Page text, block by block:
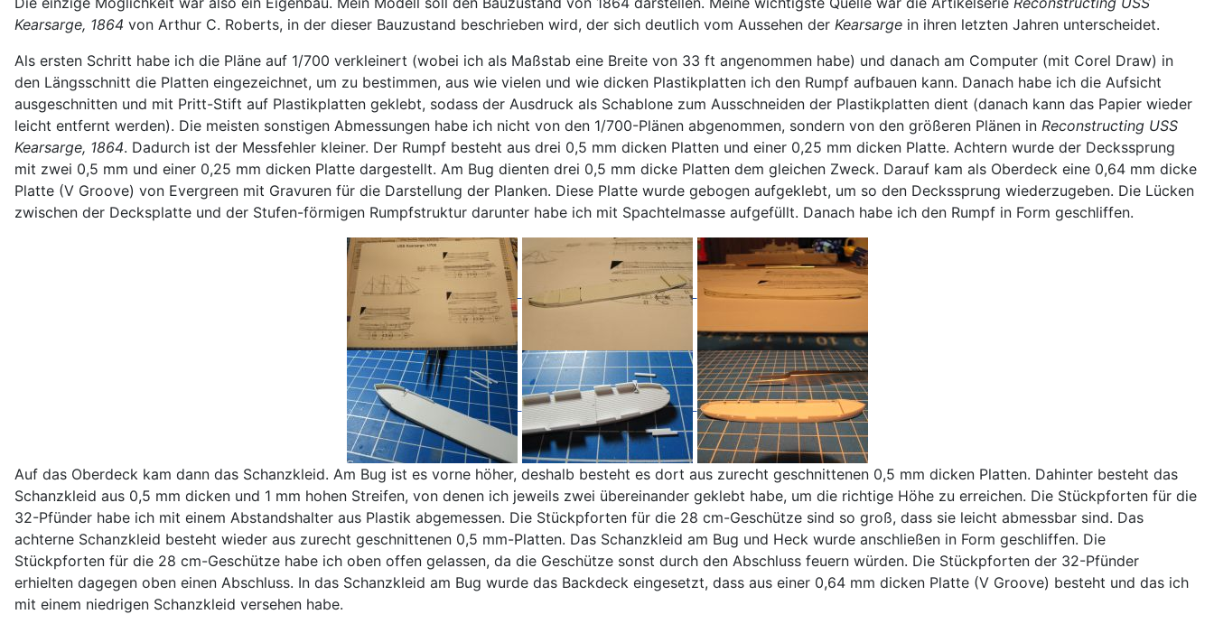
Kearsarge, 1864 von Arthur C. Roberts, in der dieser Bauzustand beschrieben wird, der sich deutlich vom Aussehen der Kearsarge in ihren letzten Jahren unterscheidet.
Als ersten Schritt habe ich die Pläne auf 1/700 verkleinert (wobei ich als Maßstab eine Breite von 33 ft angenommen habe) und danach am Computer (mit Corel Draw) in
den Längsschnitt die Platten eingezeichnet, um zu bestimmen, aus wie vielen und wie dicken Plastikplatten ich den Rumpf aufbauen kann. Danach habe ich die Aufsicht
ausgeschnitten und mit Pritt-Stift auf Plastikplatten geklebt, sodass der Ausdruck als Schablone zum Ausschneiden der Plastikplatten dient (danach kann das Papier wieder
leicht entfernt werden). Die meisten sonstigen Abmessungen habe ich nicht von den 1/700-Plänen abgenommen, sondern von den größeren Plänen in Reconstructing USS
Kearsarge, 1864. Dadurch ist der Messfehler kleiner. Der Rumpf besteht aus drei 0,5 mm dicken Platten und einer 0,25 mm dicken Platte. Achtern wurde der Deckssprung
mit zwei 0,5 mm und einer 0,25 mm dicken Platte dargestellt. Am Bug dienten drei 0,5 mm dicke Platten dem gleichen Zweck. Darauf kam als Oberdeck eine 0,64 mm dicke
Platte (V Groove) von Evergreen mit Gravuren für die Darstellung der Planken. Diese Platte wurde gebogen aufgeklebt, um so den Deckssprung wiederzugeben. Die Lücken
zwischen der Decksplatte und der Stufen-förmigen Rumpfstruktur darunter habe ich mit Spachtelmasse aufgefüllt. Danach habe ich den Rumpf in Form geschliffen.
Auf das Oberdeck kam dann das Schanzkleid. Am Bug ist es vorne höher, deshalb besteht es dort aus zurecht geschnittenen 0,5 mm dicken Platten. Dahinter besteht das
Schanzkleid aus 0,5 mm dicken und 1 mm hohen Streifen, von denen ich jeweils zwei übereinander geklebt habe, um die richtige Höhe zu erreichen. Die Stückpforten für die
32-Pfünder habe ich mit einem Abstandshalter aus Plastik abgemessen. Die Stückpforten für die 28 cm-Geschütze sind so groß, dass sie leicht abmessbar sind. Das
achterne Schanzkleid besteht wieder aus zurecht geschnittenen 0,5 mm-Platten. Das Schanzkleid am Bug und Heck wurde anschließen in Form geschliffen. Die
Stückpforten für die 28 cm-Geschütze habe ich oben offen gelassen, da die Geschütze sonst durch den Abschluss feuern würden. Die Stückpforten der 32-Pfünder
erhielten dagegen oben einen Abschluss. In das Schanzkleid am Bug wurde das Backdeck eingesetzt, dass aus einer 0,64 mm dicken Platte (V Groove) besteht und das ich
mit einem niedrigen Schanzkleid versehen habe.